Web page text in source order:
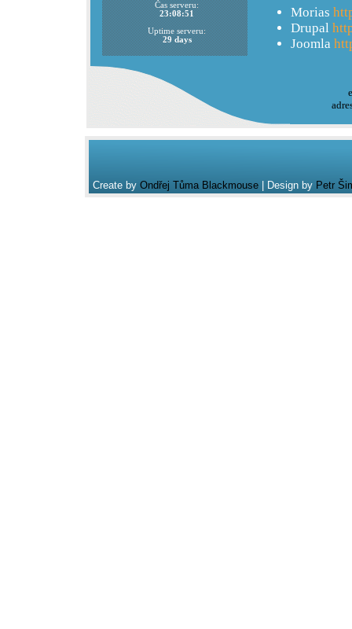
Morias
Drupal
Joomla
Čas serveru:
23:08:51
Uptime serveru:
29 days
Create by Ondřej Tůma Blackmouse| Design by Petr